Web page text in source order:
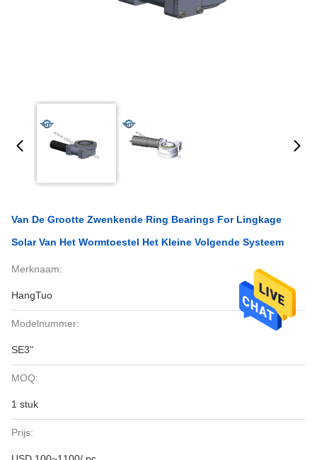
Van De Grootte Zwenkende Ring Bearings For Lingkage
Solar Van Het Wormtoestel Het Kleine Volgende Systeem
Merknaam:
HangTuo
Modelnummer:
SE3"
MOQ:
1 stuk
Prijs: